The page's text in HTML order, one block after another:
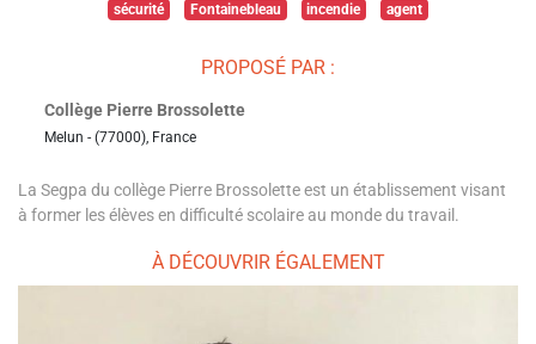
sécurité Fontainebleau incendie agent
PROPOSÉ PAR :
Collège Pierre Brossolette
Melun - (77000), France
La Segpa du collège Pierre Brossolette est un établissement visant
à former les élèves en difficulté scolaire au monde du travail.
À DÉCOUVRIR ÉGALEMENT